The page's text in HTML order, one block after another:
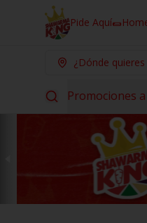
Pide Aquí🌯
¿Dónde quieres
Promociones